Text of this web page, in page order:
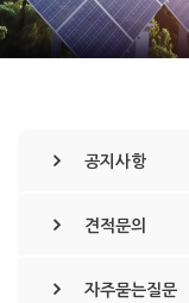
공지사항
견적문의
자주묻는질문